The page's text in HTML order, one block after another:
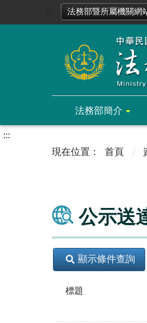
法務部暨所屬機關網
法務部簡介
:::
首頁
公示送
顯示條件查詢
標題